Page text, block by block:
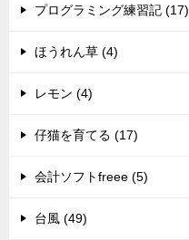
プログラミング練習記 (17)
ほうれん草 (4)
レモン (4)
仔猫を育てる (17)
会計ソフトfreee (5)
台風 (49)